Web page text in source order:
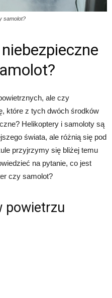
samolot?
ale czy
które z tych dwóch środków
Helikoptery i samoloty są
świata, ale różnią się pod
przyjrzymy się bliżej temu
na pytanie, co jest
czy samolot?
powietrzu